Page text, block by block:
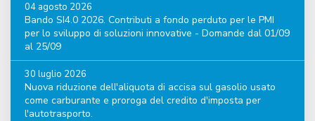
04 agosto 2026
Bando SI4.0 2026. Contributi a fondo perduto per le PMI
per lo sviluppo di soluzioni innovative - Domande dal 01/09
al 25/09
30 luglio 2026
Nuova riduzione dell'aliquota di accisa sul gasolio usato
come carburante e proroga del credito d'imposta per
l'autotrasporto.